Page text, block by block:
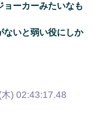
ョーカーみたいなも
ないと弱い役にしか
) 02:43:17.48